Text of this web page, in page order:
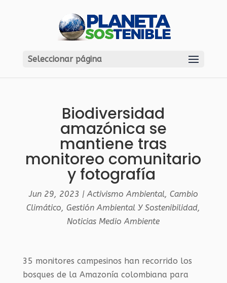
Seleccionar página
Biodiversidad
amazónica se
mantiene tras
monitoreo comunitario
y fotografía
Jun 29, 2023 |Activismo Ambiental, Cambio
Climático,Gestión Ambiental Y Sostenibilidad,
Noticias Medio Ambiente
35 monitores campesinos han recorrido los
bosques de la Amazonía colombiana para